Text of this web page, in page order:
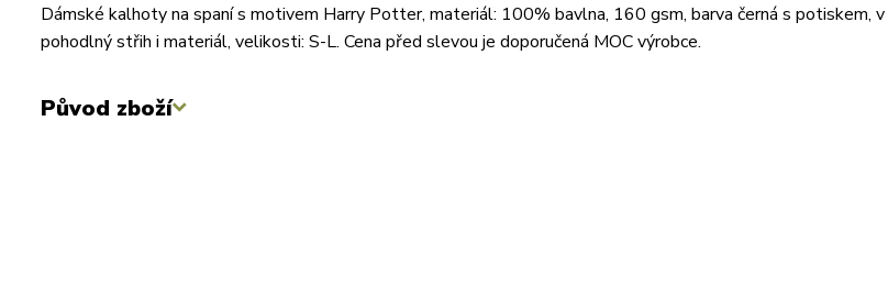
Dámské kalhoty na spaní s motivem Harry Potter, materiál: 100% bavlna, 160 gsm, barva černá s potiskem, v
pohodlný střih i materiál, velikosti: S-L. Cena před slevou je doporučená MOC výrobce.
Původ zboží